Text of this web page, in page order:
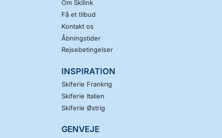
Om Skilink
Få et tilbud
Kontakt os
Åbningstider
Rejsebetingelser
INSPIRATION
Skiferie Frankrig
Skiferie Italien
Skiferie Østrig
GENVEJE